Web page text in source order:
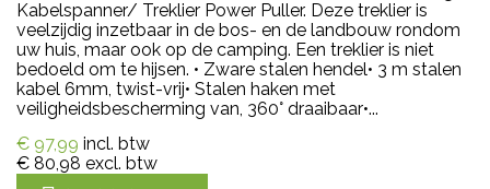
Kabelspanner/ Treklier Power Puller. Deze treklier is
veelzijdig inzetbaar in de bos- en de landbouw rondom
uw huis, maar ook op de camping. Een treklier is niet
bedoeld om te hijsen. • Zware stalen hendel• 3 m stalen
kabel 6mm, twist-vrij• Stalen haken met
veiligheidsbescherming van, 360° draaibaar•...
€ 97,99 incl. btw
€ 80,98 excl. btw